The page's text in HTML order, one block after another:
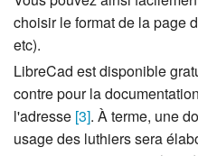
choisir le format de la page
etc).
LibreCad est disponible
contre pour la
l'adresse [3]. À terme, une
usage des luthiers sera